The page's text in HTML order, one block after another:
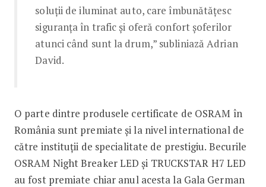
soluții de iluminat auto, care îmbunătățesc
siguranța în trafic și oferă confort șoferilor
atunci când sunt la drum,” subliniază Adrian
David.
O parte dintre produsele certificate de OSRAM în
România sunt premiate și la nivel international de
către instituții de specialitate de prestigiu. Becurile
OSRAM Night Breaker LED și TRUCKSTAR H7 LED
au fost premiate chiar anul acesta la Gala German